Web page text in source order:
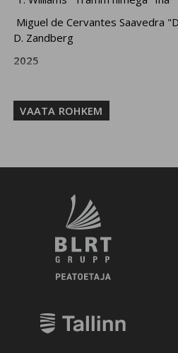
VAATA ROHKEM
Miguel de Cervantes Saavedra
D. Zandberg
2025
T. Tross
Ivan Turgenev / Brian Friel "Isad
Inglise rahvajutu põhjal "Kolm
hunt", lavastaja P.Plavniece
J. Švarts "Tavaline ime", lavastaja
instseneering I. Savkin "Peaaegu
Põhineb F. Ševjakovi saami